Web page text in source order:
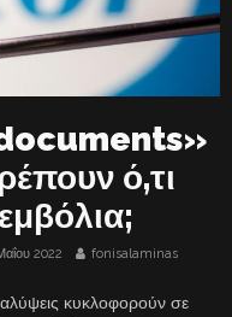
documents»
ό,τι
2022 fonisalaminas
κυκλοφορούν σε